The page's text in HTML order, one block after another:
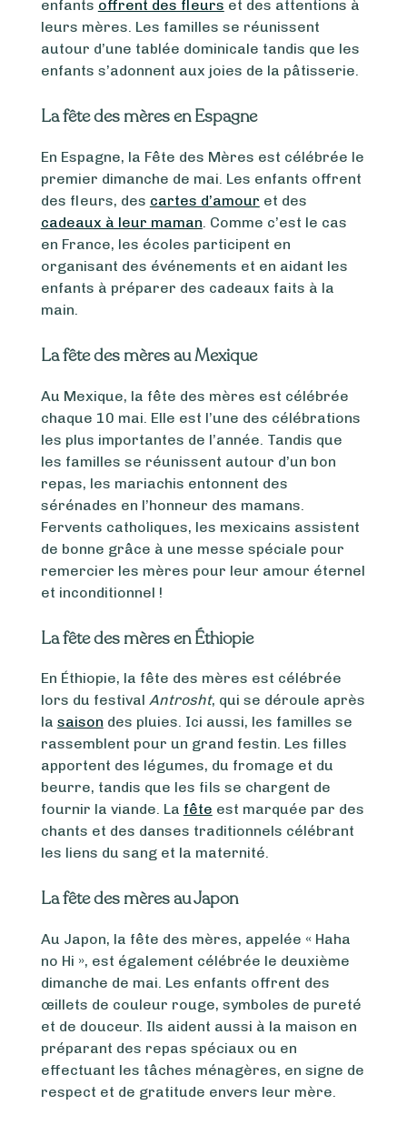
enfants offrent des fleurs et des attentions à
leurs mères. Les familles se réunissent
autour d’une tablée dominicale tandis que les
enfants s’adonnent aux joies de la pâtisserie.
La fête des mères en Espagne
En Espagne, la Fête des Mères est célébrée le
premier dimanche de mai. Les enfants offrent
des fleurs, des cartes d’amour et des
cadeaux à leur maman. Comme c’est le cas
en France, les écoles participent en
organisant des événements et en aidant les
enfants à préparer des cadeaux faits à la
main.
La fête des mères au Mexique
Au Mexique, la fête des mères est célébrée
chaque 10 mai. Elle est l’une des célébrations
les plus importantes de l’année. Tandis que
les familles se réunissent autour d’un bon
repas, les mariachis entonnent des
sérénades en l’honneur des mamans.
Fervents catholiques, les mexicains assistent
de bonne grâce à une messe spéciale pour
remercier les mères pour leur amour éternel
et inconditionnel !
La fête des mères en Éthiopie
En Éthiopie, la fête des mères est célébrée
lors du festival Antrosht, qui se déroule après
la saison des pluies. Ici aussi, les familles se
rassemblent pour un grand festin. Les filles
apportent des légumes, du fromage et du
beurre, tandis que les fils se chargent de
fournir la viande. La fête est marquée par des
chants et des danses traditionnels célébrant
les liens du sang et la maternité.
La fête des mères au Japon
Au Japon, la fête des mères, appelée « Haha
no Hi », est également célébrée le deuxième
dimanche de mai. Les enfants offrent des
œillets de couleur rouge, symboles de pureté
et de douceur. Ils aident aussi à la maison en
préparant des repas spéciaux ou en
effectuant les tâches ménagères, en signe de
respect et de gratitude envers leur mère.